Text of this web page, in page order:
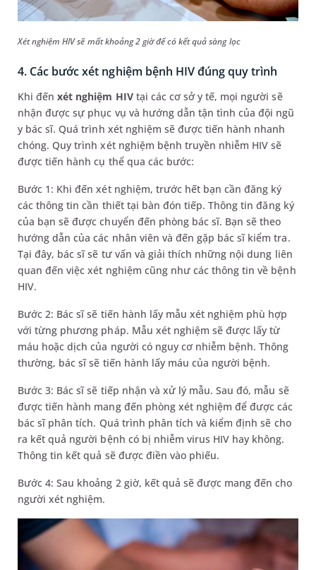
Xét nghiệm HIV sẽ mất khoảng 2 giờ để có kết quả sàng lọc
4. Các bước xét nghiệm bệnh HIV đúng quy trình
Khi đếnxét nghiệm HIV tại các cơ sở y tế, mọi người sẽ
nhận được sự phục vụ và hướng dẫn tận tình của đội ngũ
y bác sĩ. Quá trình xét nghiệm sẽ được tiến hành nhanh
chóng. Quy trình xét nghiệm bệnh truyền nhiễm HIV sẽ
được tiến hành cụ thể qua các bước:
Bước 1: Khi đến xét nghiệm, trước hết bạn cần đăng ký
các thông tin cần thiết tại bàn đón tiếp. Thông tin đăng ký
của bạn sẽ được chuyển đến phòng bác sĩ. Bạn sẽ theo
hướng dẫn của các nhân viên và đến gặp bác sĩ kiểm tra.
Tại đây, bác sĩ sẽ tư vấn và giải thích những nội dung liên
quan đến việc xét nghiệm cũng như các thông tin về bệnh
HIV.
Bước 2: Bác sĩ sẽ tiến hành lấy mẫu xét nghiệm phù hợp
với từng phương pháp. Mẫu xét nghiệm sẽ được lấy từ
máu hoặc dịch của người có nguy cơ nhiễm bệnh. Thông
thường, bác sĩ sẽ tiến hành lấy máu của người bệnh.
Bước 3: Bác sĩ sẽ tiếp nhận và xử lý mẫu. Sau đó, mẫu sẽ
được tiến hành mang đến phòng xét nghiệm để được các
bác sĩ phân tích. Quá trình phân tích và kiểm định sẽ cho
ra kết quả người bệnh có bị nhiễm virus HIV hay không.
Thông tin kết quả sẽ được điền vào phiếu.
Bước 4: Sau khoảng 2 giờ, kết quả sẽ được mang đến cho
người xét nghiệm.